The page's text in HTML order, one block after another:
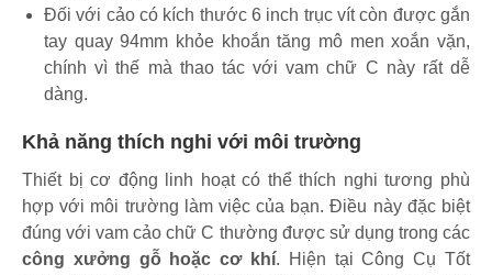
Đối với cảo có kích thước 6 inch trục vít còn được gắn
tay quay 94mm khỏe khoắn tăng mô men xoắn vặn,
chính vì thế mà thao tác với vam chữ C này rất dễ
dàng.
Khả năng thích nghi với môi trường
Thiết bị cơ động linh hoạt có thể thích nghi tương phù
hợp với môi trường làm việc của bạn. Điều này đặc biệt
đúng với vam cảo chữ C thường được sử dụng trong các
công xưởng gỗ hoặc cơ khí. Hiện tại Công Cụ Tốt